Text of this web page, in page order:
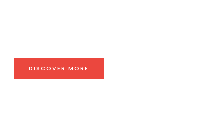
DISCOVER MORE